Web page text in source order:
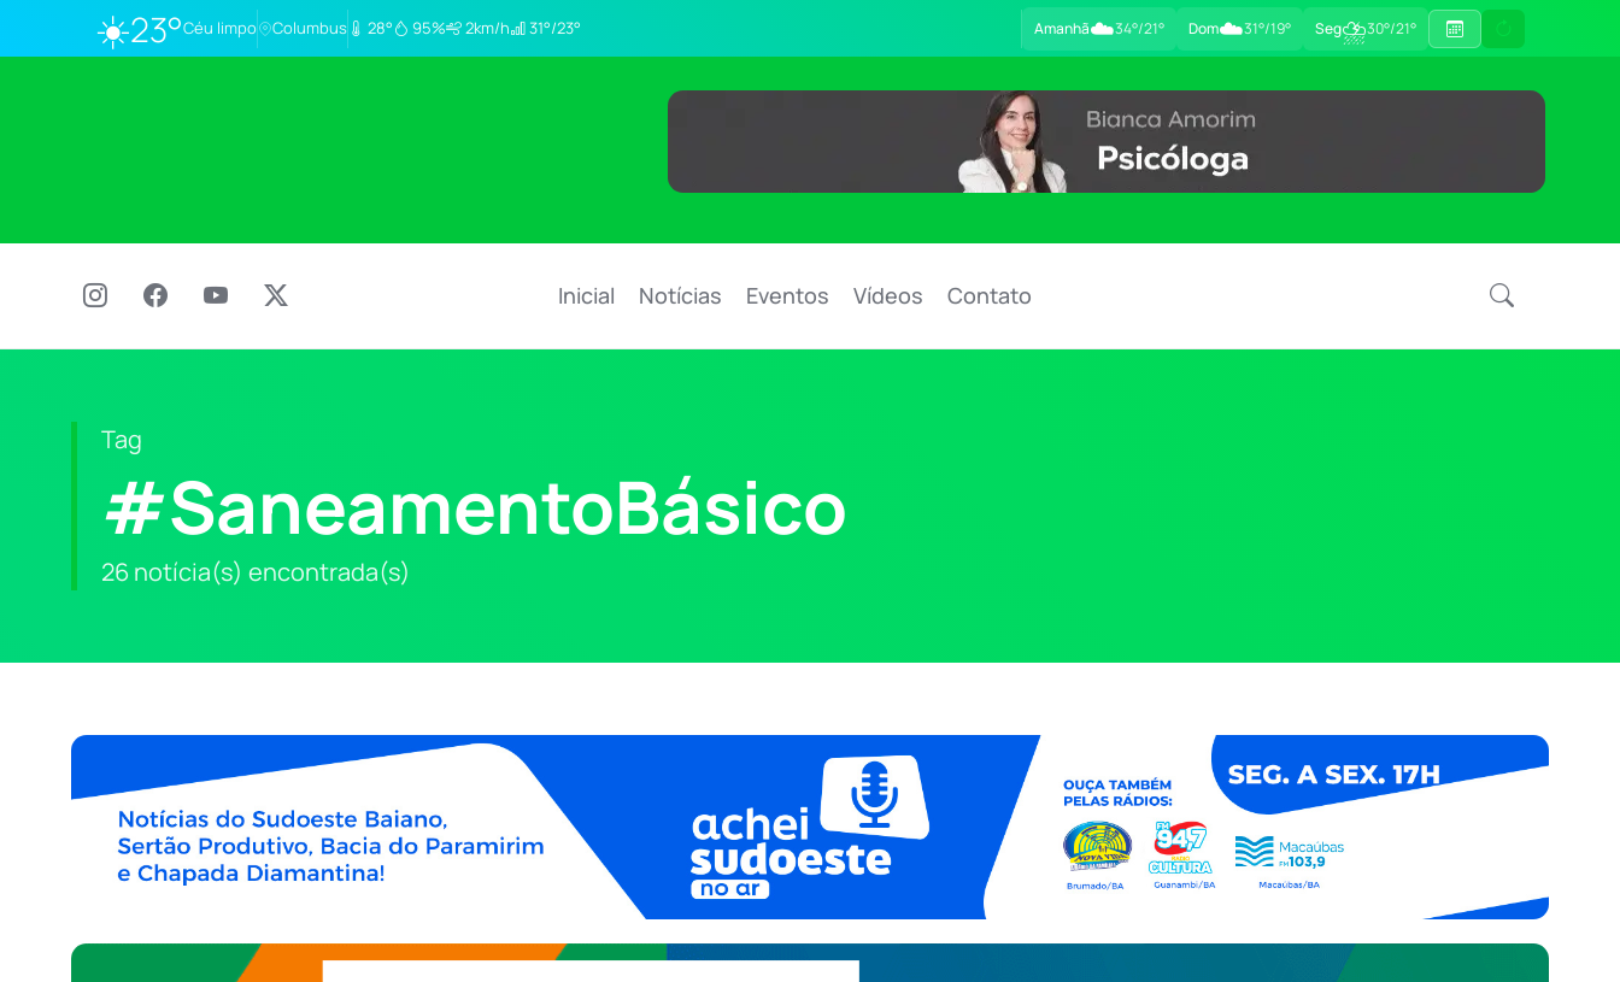
☀️23°Céu limpo Columbus 28° 95% 2km/h 31°/23° Amanhã☁️34°/21° Dom☁️31°/19° Seg⛈30°/21°
Inicial Notícias Eventos Vídeos Contato
Tag
#SaneamentoBásico
26 notícia(s) encontrada(s)